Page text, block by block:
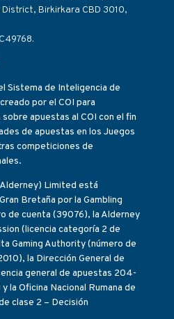
Birkirkara CBD 3010,
Sistema de Inteligencia de
por el COI para
apuestas al COI con el fin
de apuestas en los Juegos
competiciones de
Limited está
Bretaña por la Gambling
de cuenta (39076), la Alderney
(licencia categoría 2 de
Gaming Authority (número de
la Dirección General de
general de apuestas 204-
la Oficina Nacional Rumana de
clase 2 – Decisión